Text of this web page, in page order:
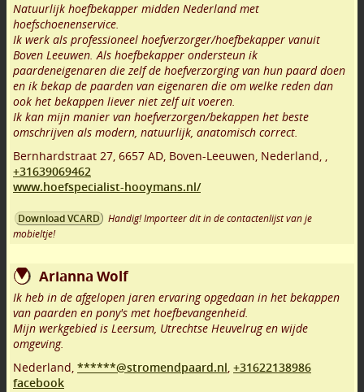
Natuurlijk hoefbekapper midden Nederland met
hoefschoenenservice.
Ik werk als professioneel hoefverzorger/hoefbekapper vanuit
Boven Leeuwen. Als hoefbekapper ondersteun ik
paardeneigenaren die zelf de hoefverzorging van hun paard doen
en ik bekap de paarden van eigenaren die om welke reden dan
ook het bekappen liever niet zelf uit voeren.
Ik kan mijn manier van hoefverzorgen/bekappen het beste
omschrijven als modern, natuurlijk, anatomisch correct.
Bernhardstraat 27, 6657 AD, Boven-Leeuwen, Nederland, ,
+31639069462
www.hoefspecialist-hooymans.nl/
Download VCARD
Handig! Importeer dit in de contactenlijst van je
mobieltje!
Arianna Wolf
Ik heb in de afgelopen jaren ervaring opgedaan in het bekappen
van paarden en pony's met hoefbevangenheid.
Mijn werkgebied is Leersum, Utrechtse Heuvelrug en wijde
omgeving.
Nederland, ******@stromendpaard.nl, +31622138986
facebook